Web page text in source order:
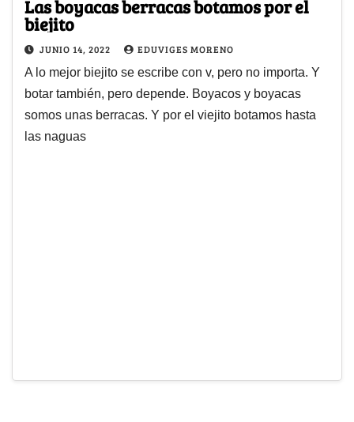
Las boyacas berracas botamos por el
biejito
JUNIO 14, 2022 EDUVIGES MORENO
A lo mejor biejito se escribe con v, pero no importa. Y
botar también, pero depende. Boyacos y boyacas
somos unas berracas. Y por el viejito botamos hasta
las naguas